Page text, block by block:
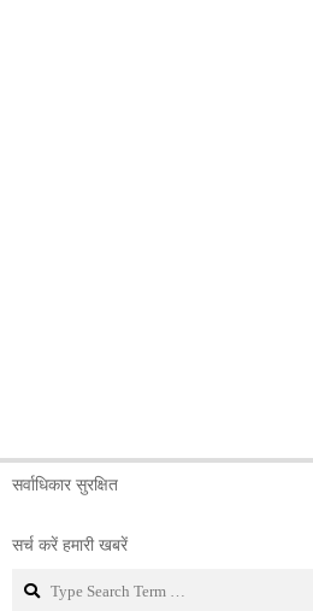
सर्वाधिकार सुरक्षित
सर्च करें हमारी खबरें